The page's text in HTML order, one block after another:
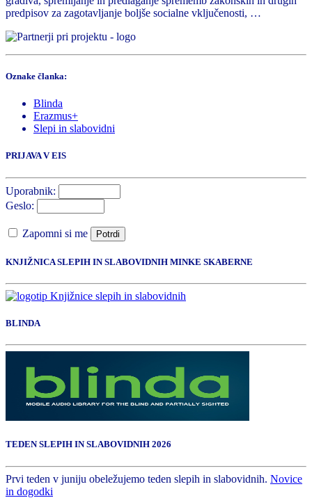
predpisov za zagotavljanje boljše socialne vključenosti, …
Oznake članka:
Blinda
Erazmus+
Slepi in slabovidni
PRIJAVA V EIS
Uporabnik:
Geslo:
Zapomni si me Potrdi
KNJIŽNICA SLEPIH IN SLABOVIDNIH MINKE SKABERNE
BLINDA
TEDEN SLEPIH IN SLABOVIDNIH 2026
Prvi teden v juniju obeležujemo teden slepih in slabovidnih. Novice
in dogodki